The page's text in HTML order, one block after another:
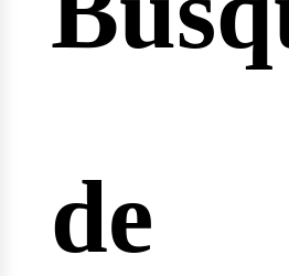
de